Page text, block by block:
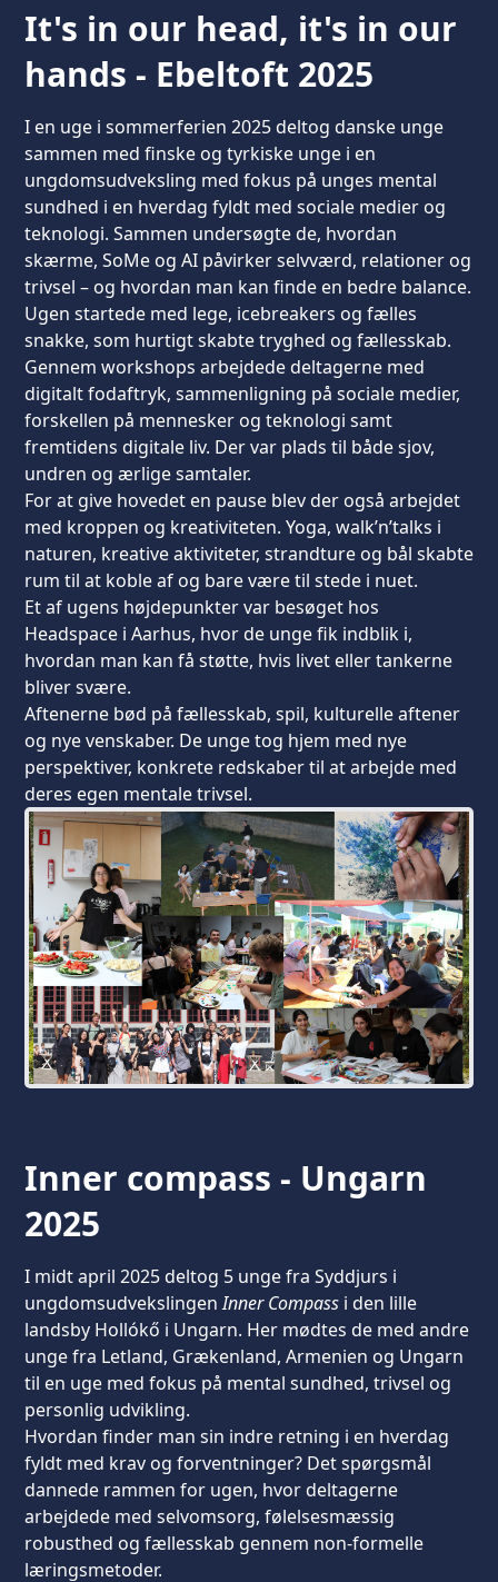
It's in our head, it's in our
hands - Ebeltoft 2025
I en uge i sommerferien 2025 deltog danske unge
sammen med finske og tyrkiske unge i en
ungdomsudveksling med fokus på unges mental
sundhed i en hverdag fyldt med sociale medier og
teknologi. Sammen undersøgte de, hvordan
skærme, SoMe og AI påvirker selvværd, relationer og
trivsel – og hvordan man kan finde en bedre balance.
Ugen startede med lege, icebreakers og fælles
snakke, som hurtigt skabte tryghed og fællesskab.
Gennem workshops arbejdede deltagerne med
digitalt fodaftryk, sammenligning på sociale medier,
forskellen på mennesker og teknologi samt
fremtidens digitale liv. Der var plads til både sjov,
undren og ærlige samtaler.
For at give hovedet en pause blev der også arbejdet
med kroppen og kreativiteten. Yoga, walk’n’talks i
naturen, kreative aktiviteter, strandture og bål skabte
rum til at koble af og bare være til stede i nuet.
Et af ugens højdepunkter var besøget hos
Headspace i Aarhus, hvor de unge fik indblik i,
hvordan man kan få støtte, hvis livet eller tankerne
bliver svære.
Aftenerne bød på fællesskab, spil, kulturelle aftener
og nye venskaber. De unge tog hjem med nye
perspektiver, konkrete redskaber til at arbejde med
deres egen mentale trivsel.
Inner compass - Ungarn
2025
I midt april 2025 deltog 5 unge fra Syddjurs i
ungdomsudvekslingenInner Compass i den lille
landsby Hollókő i Ungarn. Her mødtes de med andre
unge fra Letland, Grækenland, Armenien og Ungarn
til en uge med fokus på mental sundhed, trivsel og
personlig udvikling.
Hvordan finder man sin indre retning i en hverdag
fyldt med krav og forventninger? Det spørgsmål
dannede rammen for ugen, hvor deltagerne
arbejdede med selvomsorg, følelsesmæssig
robusthed og fællesskab gennem non-formelle
læringsmetoder.